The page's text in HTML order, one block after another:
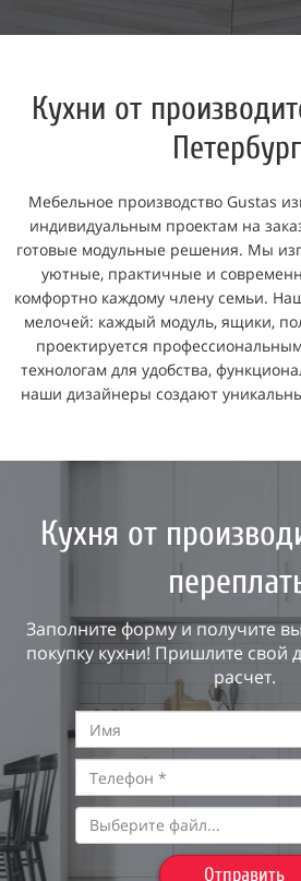
Кухни от
Мебельное производство Gustas
индивидуальным проектам на
готовые модульные решения. Мы
уютные, практичные и
комфортно каждому члену семьи.
мелочей: каждый модуль, ящики,
проектируется
технологам для удобства,
наши дизайнеры создают
Кухня от
Заполните форму и получите
покупку кухни! Пришлите свой
расчет.
Выберите файл...
Отправить